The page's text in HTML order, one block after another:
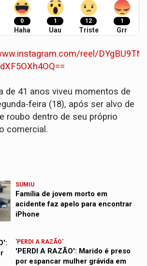
0
Haha
1
Uau
12
Triste
1
Grr
reel/
de 41 anos viveu momentos de
feira (18), após ser alvo de
roubo dentro de seu próprio
comercial.
SUMIU
Família de jovem morto em
acidente faz apelo para encontrar
iPhone
'PERDI A RAZÃO'
'PERDI A RAZÃO': Marido é preso
por espancar mulher grávida em